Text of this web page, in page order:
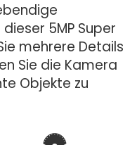
5MP Super
mehrere Details
Sie die Kamera
Objekte zu